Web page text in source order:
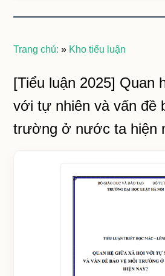
Trang chủ: » Kho tiểu luận
[Tiểu luận 2025] Quan
với tự nhiên và vấn đề
trường ở nước ta hiện